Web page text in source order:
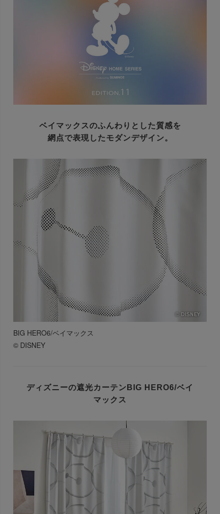
ベイマックスのふんわりとした質感を
網点で表現したモダンデザイン。
BIG HERO6/ベイマックス
© DISNEY
ディズニーの遮光カーテン BIG HERO6/ベイ
マックス